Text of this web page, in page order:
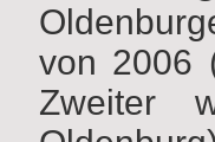
von 2006
Zweiter